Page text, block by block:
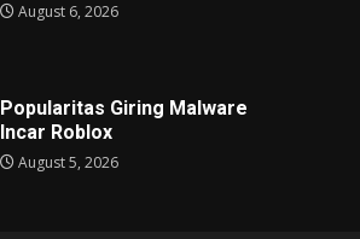
August 6, 2026
Popularitas Giring Malware
Incar Roblox
August 5, 2026